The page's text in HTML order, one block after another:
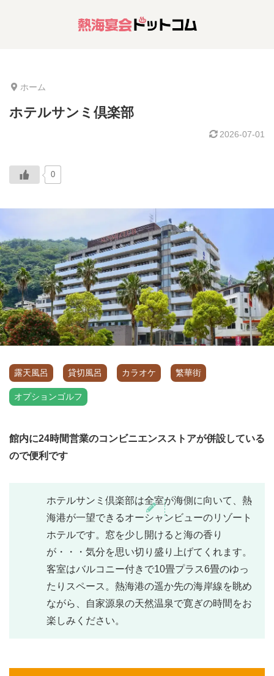
ホーム
ホテルサンミ倶楽部
2026-07-01
0
露天風呂 貸切風呂 カラオケ 繁華街
オプションゴルフ
館内に24時間営業のコンビニエンスストアが併設している
ので便利です
ホテルサンミ倶楽部は全室が海側に向いて、熱
海港が一望できるオーシャンビューのリゾート
ホテルです。窓を少し開けると海の香り
が・・・気分を思い切り盛り上げてくれます。
客室はバルコニー付きで10畳プラス6畳のゆっ
たりスペース。熱海港の遥か先の海岸線を眺め
ながら、自家源泉の天然温泉で寛ぎの時間をお
楽しみください。